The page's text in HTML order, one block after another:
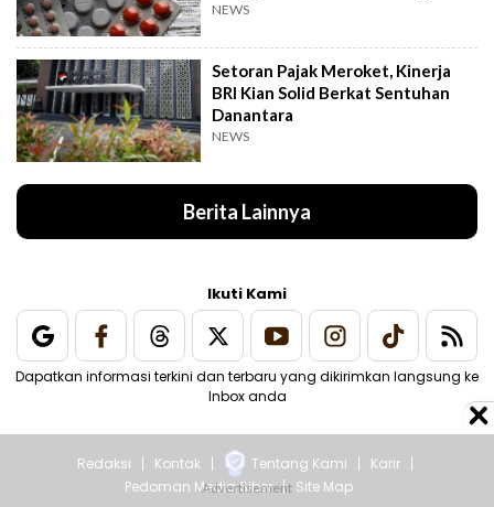
NEWS
Setoran Pajak Meroket, Kinerja
BRI Kian Solid Berkat Sentuhan
Danantara
NEWS
Berita Lainnya
Ikuti Kami
Dapatkan informasi terkini dan terbaru yang dikirimkan langsung ke
Inbox anda
Redaksi Kontak Tentang Kami
Karir
Pedoman Media Siber
Site Map